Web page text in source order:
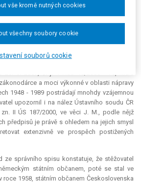
o soudní rehabilitaci, pro odškodnění podle §
Sb. není státní občanství ČR podmínkou. V
moc zákonodárná v zákoně č. 119/1990 Sb.
bez ohledu na státní občanství, moc
na příplatek dle vládního nařízení č. 622/2004
a moci výkonné v oblasti nápravy
1948 - 1989 postrádají mnohdy vzájemnou
upozornil i na nález Ústavního soudu ČR
II ÚS 187/2000, ve věci J. M., podle nějž
předpisů je právě s ohledem na jejich smysl
extenzivně ve prospěch postižených
ze správního spisu konstatuje, že stěžovatel
státním občanem, poté se stal ve
roce 1958, státním občanem Československa
souborů cookie
vše kromě nutných cookies
všechny soubory cookie